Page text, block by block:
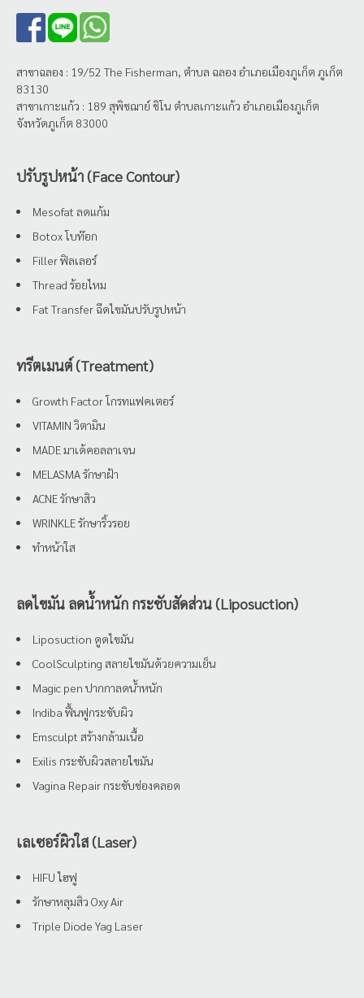
สาขาฉลอง : 19/52 The Fisherman, ตำบล ฉลอง อำเภอเมืองภูเก็ต ภูเก็ต
83130
สาขาเกาะแก้ว : 189 สุพิชฌาย์ ชิโน ตำบลเกาะแก้ว อำเภอเมืองภูเก็ต
จังหวัดภูเก็ต 83000
ปรับรูปหน้า (Face Contour)
Mesofat ลดแก้ม
Botox โบท๊อก
Filler ฟิลเลอร์
Thread ร้อยไหม
Fat Transfer ฉีดไขมันปรับรูปหน้า
ทรีตเมนต์ (Treatment)
Growth Factor โกรทแฟคเตอร์
VITAMIN วิตามิน
MADE มาเด้คอลลาเจน
MELASMA รักษาฝ้า
ACNE รักษาสิว
WRINKLE รักษาริ้วรอย
ทำหน้าใส
ลดไขมัน ลดน้ำหนัก กระชับสัดส่วน (Liposuction)
Liposuction ดูดไขมัน
CoolSculpting สลายไขมันด้วยความเย็น
Magic pen ปากกาลดน้ำหนัก
Indiba ฟื้นฟูกระชับผิว
Emsculpt สร้างกล้ามเนื้อ
Exilis กระชับผิวสลายไขมัน
Vagina Repair กระชับช่องคลอด
เลเซอร์ผิวใส (Laser)
HIFU ไฮฟู
รักษาหลุมสิว Oxy Air
Triple Diode Yag Laser